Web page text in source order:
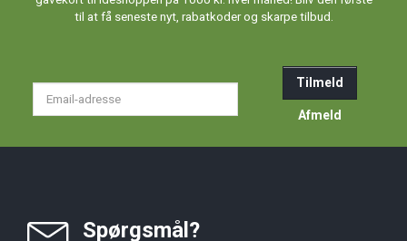
til at få seneste nyt, rabatkoder og skarpe tilbud.
Tilmeld
Afmeld
Spørgsmål?